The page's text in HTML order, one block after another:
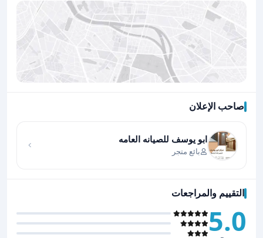
صاحب الإعلان
ابو يوسف للصيانه العامه
بائع متجر
التقييم والمراجعات
5.0